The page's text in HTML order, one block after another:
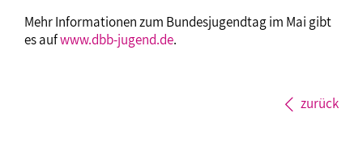
Mehr Informationen zum Bundesjugendtag im Mai gibt
es aufwww.dbb-jugend.de.
zurück